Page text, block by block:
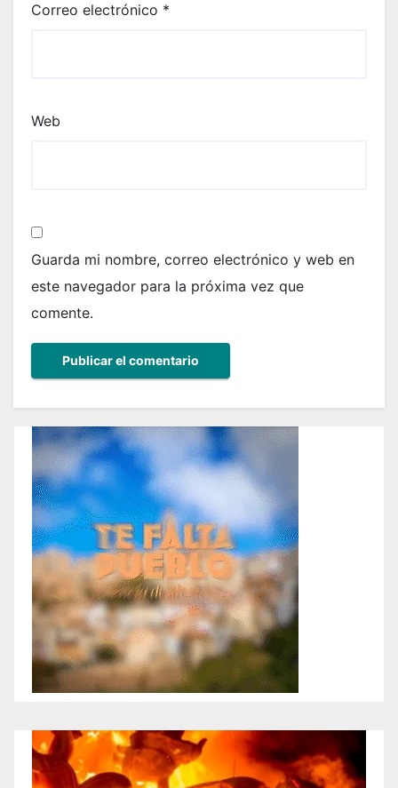
Correo electrónico *
Web
Guarda mi nombre, correo electrónico y web en
este navegador para la próxima vez que
comente.